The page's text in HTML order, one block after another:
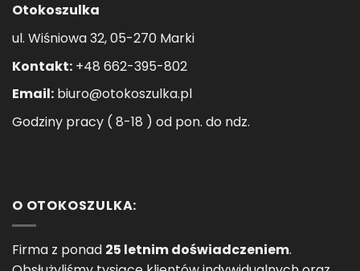
Otokoszulka
ul. Wiśniowa 32, 05-270 Marki
Kontakt: +48 662-395-802
Email: biuro@otokoszulka.pl
Godziny pracy ( 8-18 ) od pon. do ndz.
O OTOKOSZULKA:
Firma z ponad 25 letnim doświadczeniem.